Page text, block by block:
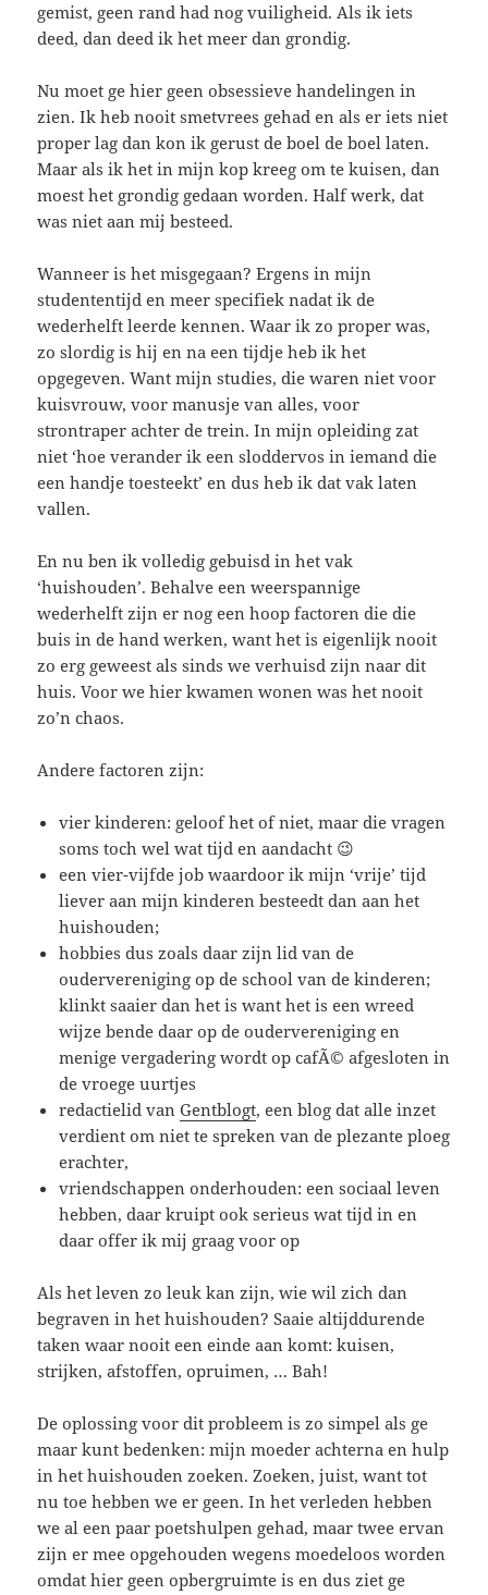
gemist, geen rand had nog vuiligheid. Als ik iets
deed, dan deed ik het meer dan grondig.
Nu moet ge hier geen obsessieve handelingen in
zien. Ik heb nooit smetvrees gehad en als er iets niet
proper lag dan kon ik gerust de boel de boel laten.
Maar als ik het in mijn kop kreeg om te kuisen, dan
moest het grondig gedaan worden. Half werk, dat
was niet aan mij besteed.
Wanneer is het misgegaan? Ergens in mijn
studententijd en meer specifiek nadat ik de
wederhelft leerde kennen. Waar ik zo proper was,
zo slordig is hij en na een tijdje heb ik het
opgegeven. Want mijn studies, die waren niet voor
kuisvrouw, voor manusje van alles, voor
strontraper achter de trein. In mijn opleiding zat
niet ‘hoe verander ik een sloddervos in iemand die
een handje toesteekt’ en dus heb ik dat vak laten
vallen.
En nu ben ik volledig gebuisd in het vak
‘huishouden’. Behalve een weerspannige
wederhelft zijn er nog een hoop factoren die die
buis in de hand werken, want het is eigenlijk nooit
zo erg geweest als sinds we verhuisd zijn naar dit
huis. Voor we hier kwamen wonen was het nooit
zo’n chaos.
Andere factoren zijn:
vier kinderen: geloof het of niet, maar die vragen
soms toch wel wat tijd en aandacht 😉
een vier-vijfde job waardoor ik mijn ‘vrije’ tijd
liever aan mijn kinderen besteedt dan aan het
huishouden;
hobbies dus zoals daar zijn lid van de
oudervereniging op de school van de kinderen;
klinkt saaier dan het is want het is een wreed
wijze bende daar op de oudervereniging en
menige vergadering wordt op cafÃ© afgesloten in
de vroege uurtjes
redactielid vanGentblogt, een blog dat alle inzet
verdient om niet te spreken van de plezante ploeg
erachter,
vriendschappen onderhouden: een sociaal leven
hebben, daar kruipt ook serieus wat tijd in en
daar offer ik mij graag voor op
Als het leven zo leuk kan zijn, wie wil zich dan
begraven in het huishouden? Saaie altijddurende
taken waar nooit een einde aan komt: kuisen,
strijken, afstoffen, opruimen, … Bah!
De oplossing voor dit probleem is zo simpel als ge
maar kunt bedenken: mijn moeder achterna en hulp
in het huishouden zoeken. Zoeken, juist, want tot
nu toe hebben we er geen. In het verleden hebben
we al een paar poetshulpen gehad, maar twee ervan
zijn er mee opgehouden wegens moedeloos worden
omdat hier geen opbergruimte is en dus ziet ge